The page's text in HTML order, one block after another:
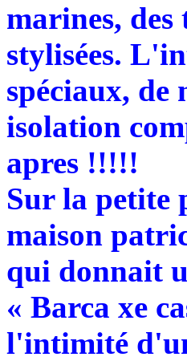
marines, des
stylisées.
spéciaux, de
isolation
apres !!!!!
Sur la petite
maison
qui donnait
« Barca xe
l'intimité